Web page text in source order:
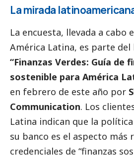
La mirada
La encuesta, llevada a cabo
América Latina, es parte
“Finanzas Verdes: Guía de
sostenible para América
en febrero de este año por
Communication. Los
Latina indican que la
su banco es el aspecto más
credenciales de “finanzas